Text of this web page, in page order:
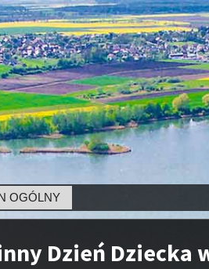
Dzień Dziecka